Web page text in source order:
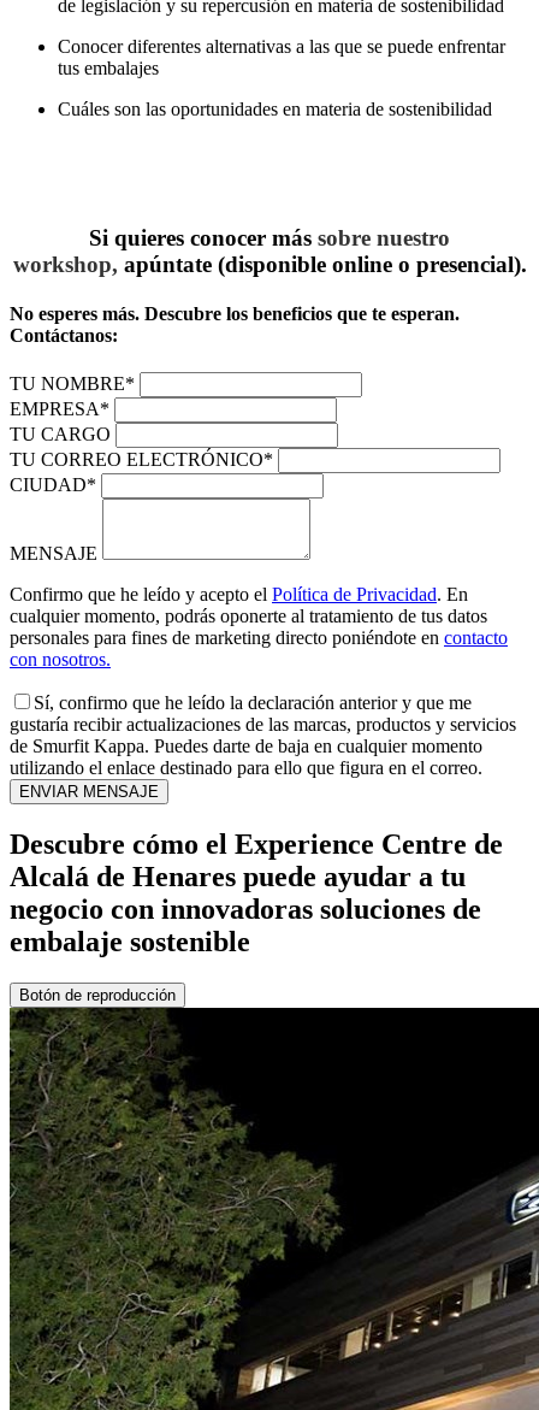
de legislación y su repercusión en materia de sostenibilidad
Conocer diferentes alternativas a las que se puede enfrentar
tus embalajes
Cuáles son las oportunidades en materia de sostenibilidad
Si quieres conocer más sobre nuestro
workshop, apúntate (disponible online o presencial).
No esperes más. Descubre los beneficios que te esperan.
Contáctanos:
TU NOMBRE*
EMPRESA*
TU CARGO
TU CORREO ELECTRÓNICO*
CIUDAD*
MENSAJE
Confirmo que he leído y acepto el Política de Privacidad. En
cualquier momento, podrás oponerte al tratamiento de tus datos
personales para fines de marketing directo poniéndote en contacto
con nosotros.
Sí, confirmo que he leído la declaración anterior y que me
gustaría recibir actualizaciones de las marcas, productos y servicios
de Smurfit Kappa. Puedes darte de baja en cualquier momento
utilizando el enlace destinado para ello que figura en el correo.
Descubre cómo el Experience Centre de
Alcalá de Henares puede ayudar a tu
negocio con innovadoras soluciones de
embalaje sostenible
Botón de reproducción